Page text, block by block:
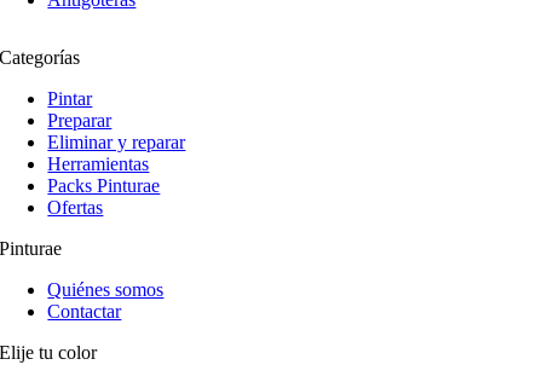
Categorías
Pintar
Preparar
Eliminar y reparar
Herramientas
Packs Pinturae
Ofertas
Pinturae
Quiénes somos
Contactar
Elije tu color